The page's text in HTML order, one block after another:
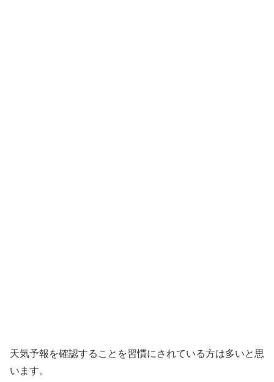
天気予報を確認することを習慣にされている方は多いと思
います。